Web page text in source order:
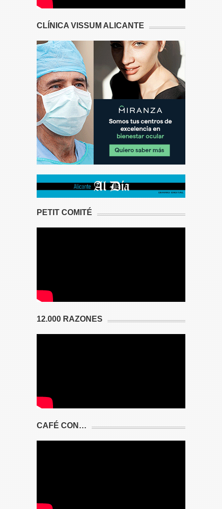
CLÍNICA VISSUM ALICANTE
PETIT COMITÉ
12.000 RAZONES
CAFÉ CON…